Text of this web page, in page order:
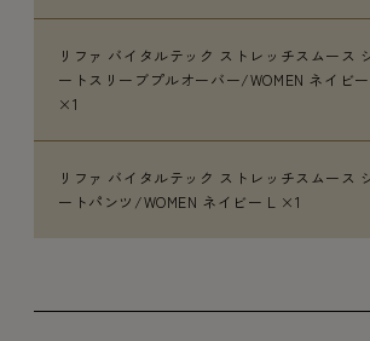
リファ バイタルテック ストレッチスムース
ートスリーブプルオーバー/WOMEN ネイビー
×1
リファ バイタルテック ストレッチスムース
ートパンツ/WOMEN ネイビー L ×1